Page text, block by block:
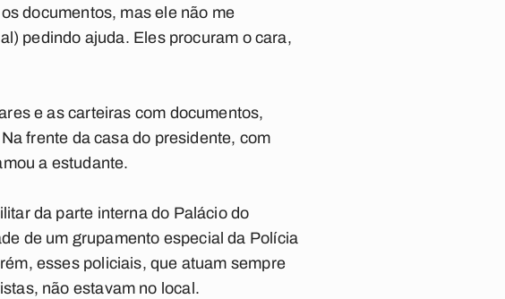
documentos, mas ele não me
pedindo ajuda. Eles procuram o cara,
e as carteiras com documentos,
frente da casa do presidente, com
a estudante.
da parte interna do Palácio do
de um grupamento especial da Polícia
esses policiais, que atuam sempre
não estavam no local.